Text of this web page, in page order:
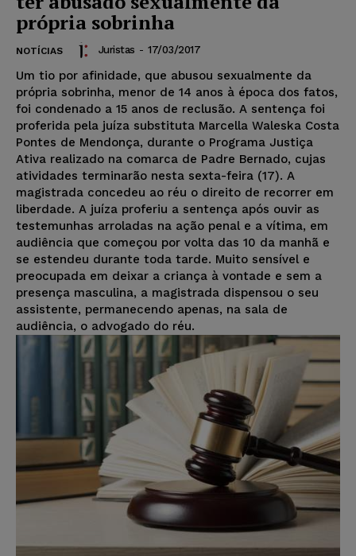
própria sobrinha
NOTÍCIAS Juristas - 17/03/2017
Um tio por afinidade, que abusou sexualmente da
própria sobrinha, menor de 14 anos à época dos fatos,
foi condenado a 15 anos de reclusão. A sentença foi
proferida pela juíza substituta Marcella Waleska Costa
Pontes de Mendonça, durante o Programa Justiça
Ativa realizado na comarca de Padre Bernado, cujas
atividades terminarão nesta sexta-feira (17). A
magistrada concedeu ao réu o direito de recorrer em
liberdade. A juíza proferiu a sentença após ouvir as
testemunhas arroladas na ação penal e a vítima, em
audiência que começou por volta das 10 da manhã e
se estendeu durante toda tarde. Muito sensível e
preocupada em deixar a criança à vontade e sem a
presença masculina, a magistrada dispensou o seu
assistente, permanecendo apenas, na sala de
audiência, o advogado do réu.